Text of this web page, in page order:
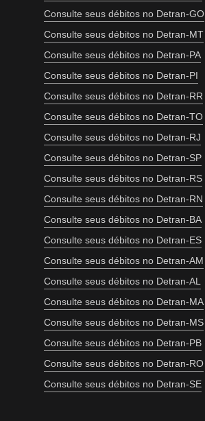
Consulte seus débitos no Detran-GO
Consulte seus débitos no Detran-MT
Consulte seus débitos no Detran-PA
Consulte seus débitos no Detran-PI
Consulte seus débitos no Detran-RR
Consulte seus débitos no Detran-TO
Consulte seus débitos no Detran-RJ
Consulte seus débitos no Detran-SP
Consulte seus débitos no Detran-RS
Consulte seus débitos no Detran-RN
Consulte seus débitos no Detran-BA
Consulte seus débitos no Detran-ES
Consulte seus débitos no Detran-AM
Consulte seus débitos no Detran-AL
Consulte seus débitos no Detran-MA
Consulte seus débitos no Detran-MS
Consulte seus débitos no Detran-PB
Consulte seus débitos no Detran-RO
Consulte seus débitos no Detran-SE